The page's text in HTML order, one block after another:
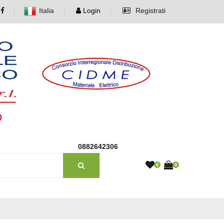
Italia Login Registrati
0882642306
0 0